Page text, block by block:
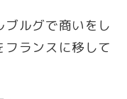
ルグで商いをし
ランスに移して